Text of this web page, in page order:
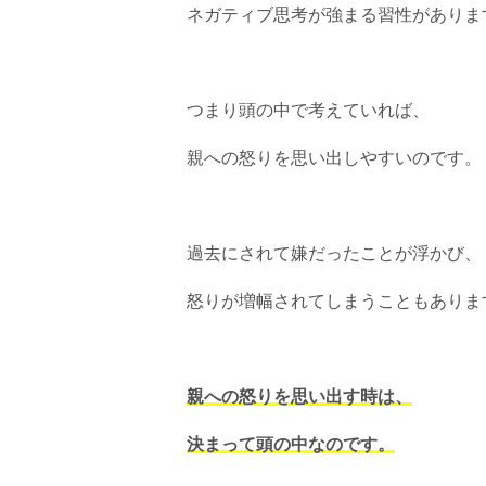
ネガティブ思考が強まる習性がありま
つまり頭の中で考えていれば、
親への怒りを思い出しやすいのです。
過去にされて嫌だったことが浮かび、
怒りが増幅されてしまうこともありま
親への怒りを思い出す時は、
決まって頭の中なのです。